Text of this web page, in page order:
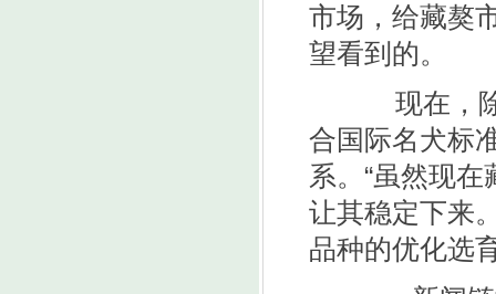
市场，给藏獒
望看到的。
现在，除
合国际名犬标
系。“虽然现
让其稳定下来
品种的优化选